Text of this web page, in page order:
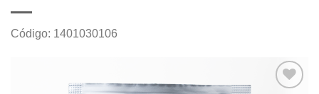
Código: 1401030106